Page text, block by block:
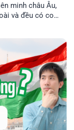
minh châu Âu,
và đều có con